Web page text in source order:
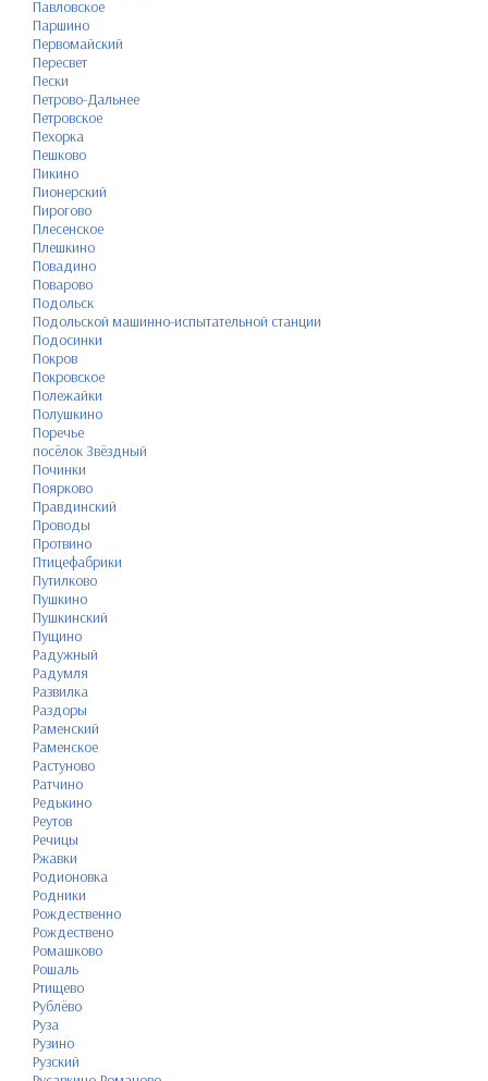
Павловское
Паршино
Первомайский
Пересвет
Пески
Петрово-Дальнее
Петровское
Пехорка
Пешково
Пикино
Пионерский
Пирогово
Плесенское
Плешкино
Повадино
Поварово
Подольск
Подольской машинно-испытательной станции
Подосинки
Покров
Покровское
Полежайки
Полушкино
Поречье
посёлок Звёздный
Починки
Поярково
Правдинский
Проводы
Протвино
Птицефабрики
Путилково
Пушкино
Пушкинский
Пущино
Радужный
Радумля
Развилка
Раздоры
Раменский
Раменское
Растуново
Ратчино
Редькино
Реутов
Речицы
Ржавки
Родионовка
Родники
Рождественно
Рождествено
Ромашково
Рошаль
Ртищево
Рублёво
Руза
Рузино
Рузский